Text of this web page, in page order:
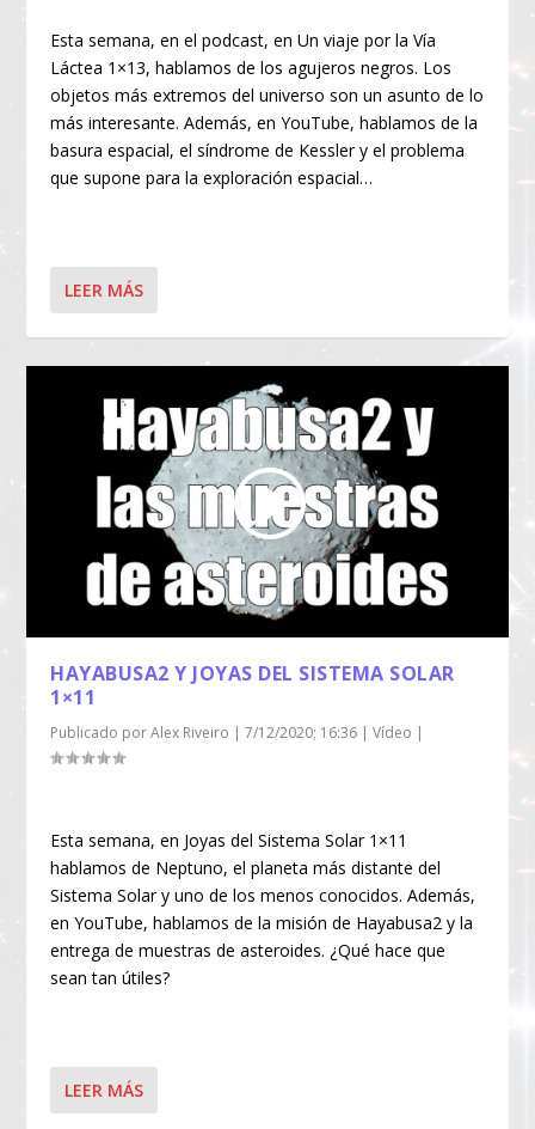
Esta semana, en el podcast, en Un viaje por la Vía
Láctea 1×13, hablamos de los agujeros negros. Los
objetos más extremos del universo son un asunto de lo
más interesante. Además, en YouTube, hablamos de la
basura espacial, el síndrome de Kessler y el problema
que supone para la exploración espacial…
LEER MÁS
HAYABUSA2 Y JOYAS DEL SISTEMA SOLAR
1×11
Publicado porAlex Riveiro |7/12/2020; 16:36 |Vídeo |
Esta semana, en Joyas del Sistema Solar 1×11
hablamos de Neptuno, el planeta más distante del
Sistema Solar y uno de los menos conocidos. Además,
en YouTube, hablamos de la misión de Hayabusa2 y la
entrega de muestras de asteroides. ¿Qué hace que
sean tan útiles?
LEER MÁS